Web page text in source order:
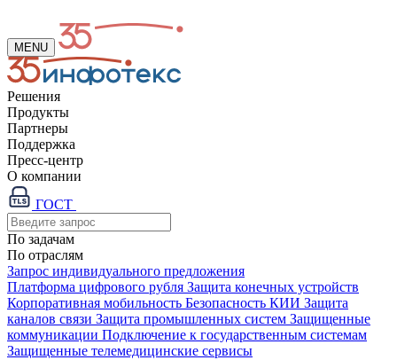
MENU
Решения
Продукты
Партнеры
Поддержка
Пресс-центр
О компании
ГОСТ
По задачам
По отраслям
Запрос индивидуального предложения
Платформа цифрового рубля Защита конечных устройств
Корпоративная мобильность Безопасность КИИ Защита
каналов связи Защита промышленных систем Защищенные
коммуникации Подключение к государственным системам
Защищенные телемедицинские сервисы